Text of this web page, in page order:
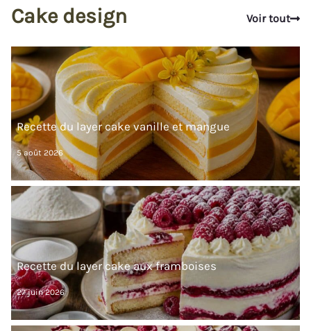
Cake design Voir tout
Recette du layer cake vanille et mangue
5 août 2026
Recette du layer cake aux framboises
27 juin 2026